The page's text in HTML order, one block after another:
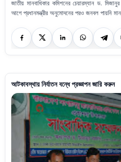
জাতীয় মানবাধিকার কমিশনের চেয়ারম্যান ড. মিজানুর
আগে প্রধানমন্ত্রীর অনুমোদনের পরও জনবল পায়নি
আটকাবস্থায় নির্যাতন বন্ধে প্রজ্ঞাপন জারি করুন